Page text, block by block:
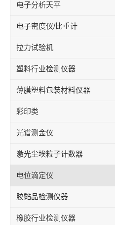
电子分析天平
电子密度仪/比重计
拉力试验机
塑料行业检测仪器
薄膜塑料包装材料仪器
彩印类
光谱测金仪
激光尘埃粒子计数器
电位滴定仪
胶黏品检测仪器
橡胶行业检测仪器